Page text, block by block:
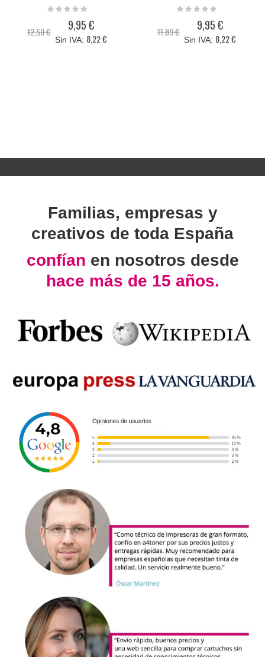
Rating:
12,50 €
Precio
especial
9,95 €
8,22 €
Rating:
11,89 €
Precio
especial
9,95 €
8,22 €
Familias, empresas y
creativos de toda España
confían en nosotros desde
hace más de 15 años.